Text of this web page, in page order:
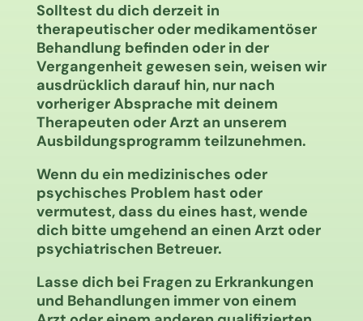
Solltest du dich derzeit in
therapeutischer oder medikamentöser
Behandlung befinden oder in der
Vergangenheit gewesen sein, weisen wir
ausdrücklich darauf hin, nur nach
vorheriger Absprache mit deinem
Therapeuten oder Arzt an unserem
Ausbildungsprogramm teilzunehmen.
Wenn du ein medizinisches oder
psychisches Problem hast oder
vermutest, dass du eines hast, wende
dich bitte umgehend an einen Arzt oder
psychiatrischen Betreuer.
Lasse dich bei Fragen zu Erkrankungen
und Behandlungen immer von einem